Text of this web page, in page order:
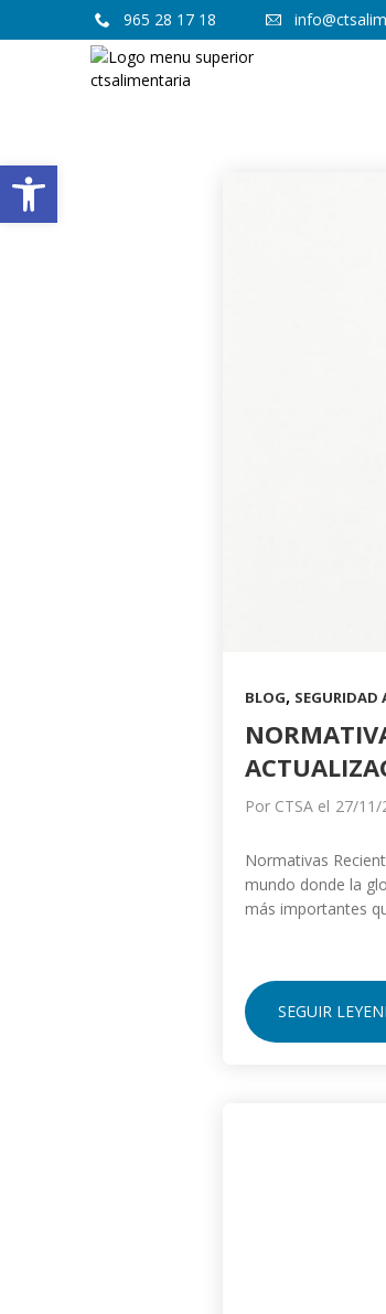
Abrir barra de herramientas
965 28 17 18
BLOG, SEGURIDAD
Por CTSAel 27/11/
Normativas
mundo donde la
más importantes
SEGUIR